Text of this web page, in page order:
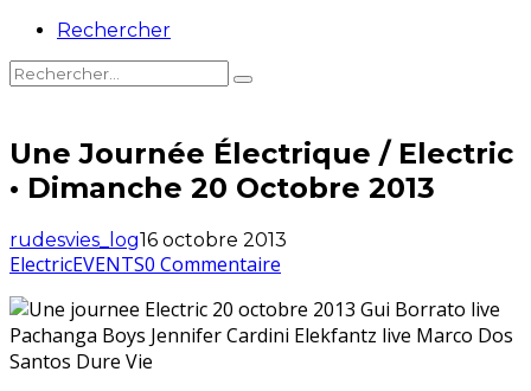
Rechercher
Une Journée Électrique / Electric
• Dimanche 20 Octobre 2013
rudesvies_log16 octobre 2013
ElectricEVENTS0 Commentaire